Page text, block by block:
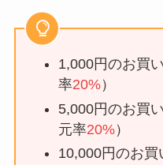
1,000円のお買
率20%）
5,000円のお買
元率20%）
10,000円のお